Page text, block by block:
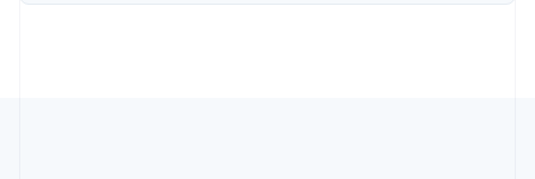
Croatie